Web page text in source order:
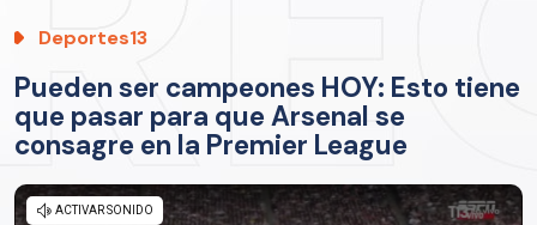
Deportes13
Pueden ser campeones HOY: Esto tiene
que pasar para que Arsenal se
consagre en la Premier League